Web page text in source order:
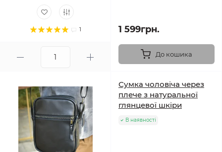
1 1 599грн.
До кошика
Сумка чоловіча через
плече з натуральної
глянцевої шкіри
В наявності